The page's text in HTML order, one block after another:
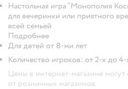
Настольная игра “Монополия
для вечеринки или приятного
всей семьей
Подробнее
Для детей от 8-ми лет
Количество игроков: от 2-х до 4-
Цены в интернет-магазине могут
от розничных магазинов.